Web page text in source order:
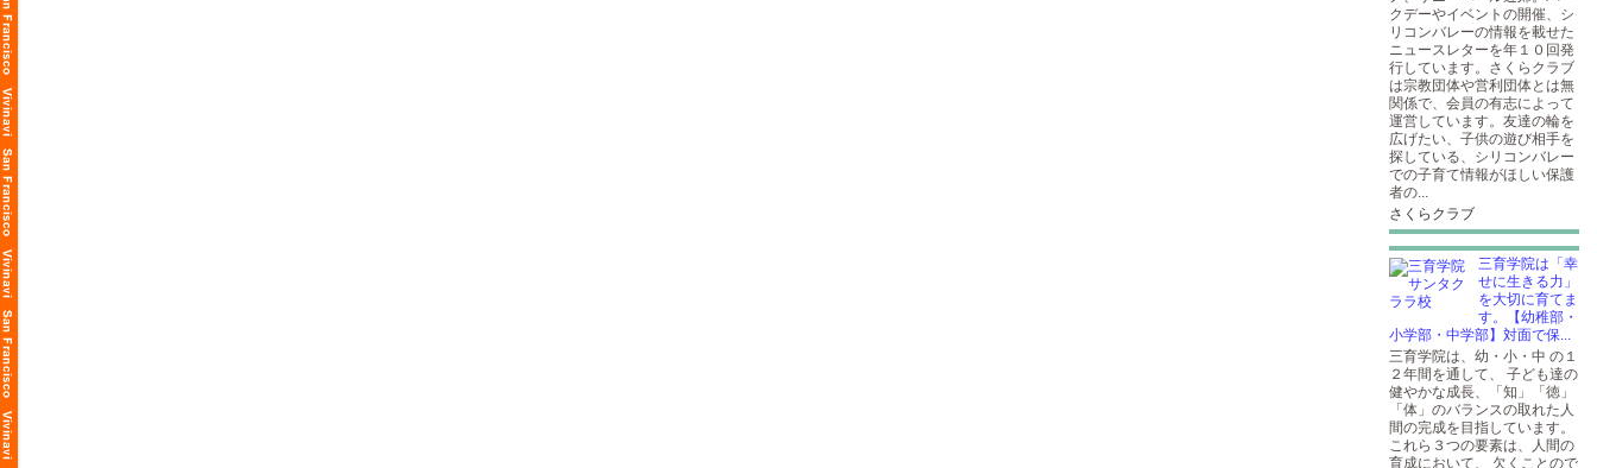
クデーやイベントの開催、シ
リコンバレーの情報を載せた
ニュースレターを年１０回発
行しています。さくらクラブ
は宗教団体や営利団体とは無
関係で、会員の有志によって
運営しています。友達の輪を
広げたい、子供の遊び相手を
探している、シリコンバレー
での子育て情報がほしい保護
者の...
さくらクラブ
三育学院は「幸
せに生きる力」
を大切に育てま
す。【幼稚部・
小学部・中学部】対面で保...
三育学院は、幼・小・中 の１
２年間を通して、 子ども達の
健やかな成長、「知」「徳」
「体」のバランスの取れた人
間の完成を目指しています。
これら３つの要素は、人間の
育成において、 欠くことので